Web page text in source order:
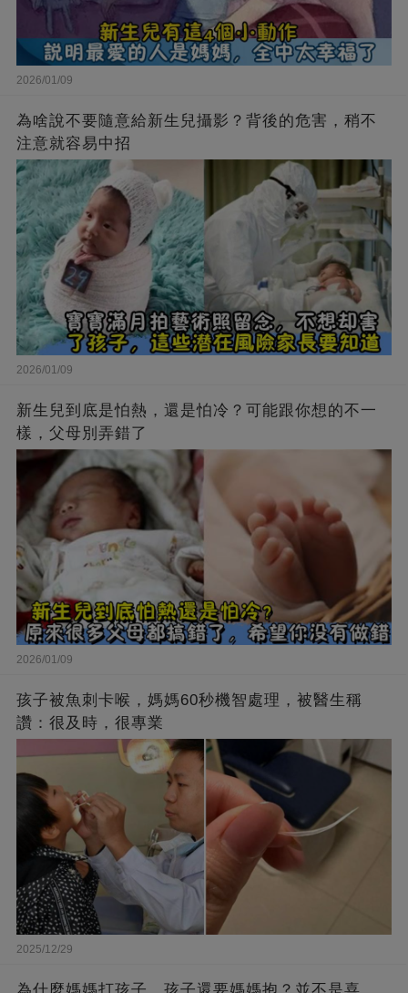
2026/01/09
為啥說不要隨意給新生兒攝影？背後的危害，稍不
注意就容易中招
2026/01/09
新生兒到底是怕熱，還是怕冷？可能跟你想的不一
樣，父母別弄錯了
2026/01/09
孩子被魚刺卡喉，媽媽60秒機智處理，被醫生稱
讚：很及時，很專業
2025/12/29